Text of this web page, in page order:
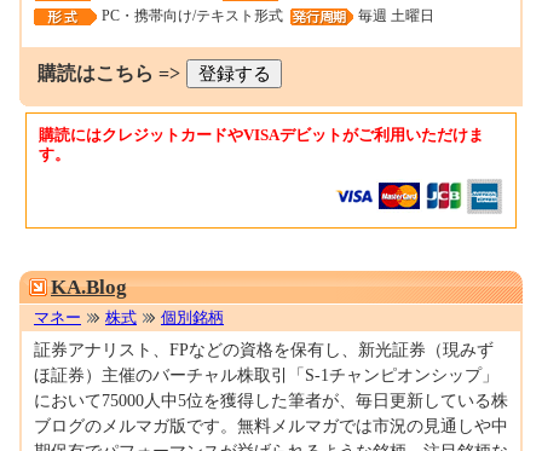
PC・携帯向け/テキスト形式
毎週 土曜日
購読はこちら =>
購読にはクレジットカードやVISAデビットがご利用いただけま
す。
KA.Blog
マネー 株式 個別銘柄
証券アナリスト、FPなどの資格を保有し、新光証券（現みず
ほ証券）主催のバーチャル株取引「S-1チャンピオンシップ」
において75000人中5位を獲得した筆者が、毎日更新している株
ブログのメルマガ版です。無料メルマガでは市況の見通しや中